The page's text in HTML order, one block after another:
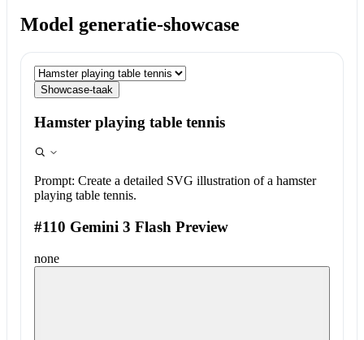
Model generatie-showcase
Showcase-taak
Hamster playing table tennis
Prompt: Create a detailed SVG illustration of a hamster
playing table tennis.
#110 Gemini 3 Flash Preview
none